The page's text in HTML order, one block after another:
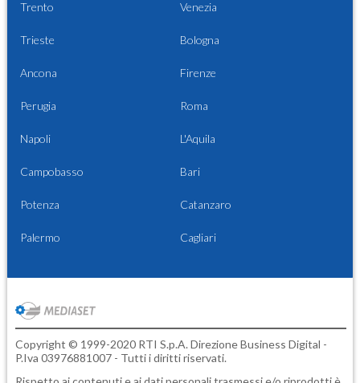
Trento Venezia
Trieste Bologna
Ancona Firenze
Perugia Roma
Napoli L'Aquila
Campobasso Bari
Potenza Catanzaro
Palermo Cagliari
Copyright © 1999-2020 RTI S.p.A. Direzione Business Digital -
P.Iva 03976881007 - Tutti i diritti riservati.